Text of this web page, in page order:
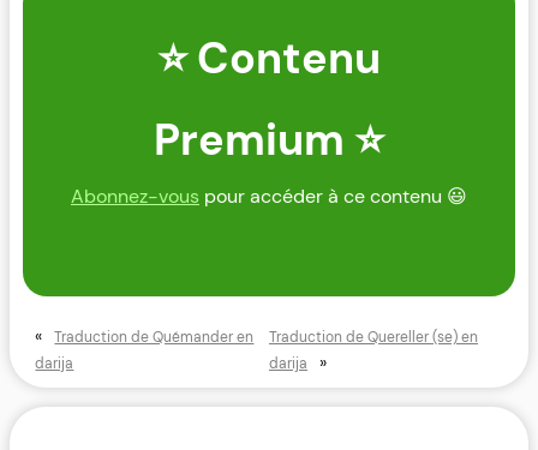
⭐ Contenu
Premium ⭐
Abonnez-vous pour accéder à ce contenu 😃
«
Traduction de Quémander en
darija
Traduction de Quereller (se) en
darija
»